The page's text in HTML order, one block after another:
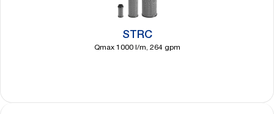
STRC
Qmax 1000 l/m, 264 gpm